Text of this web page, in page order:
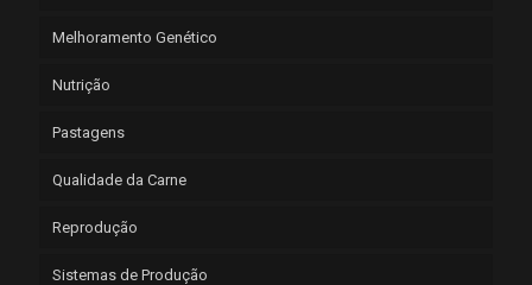
Melhoramento Genético
Nutrição
Pastagens
Qualidade da Carne
Reprodução
Sistemas de Produção